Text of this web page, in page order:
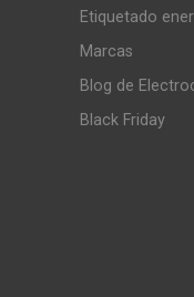
Etiquetado
Marcas
Blog de
Black Friday